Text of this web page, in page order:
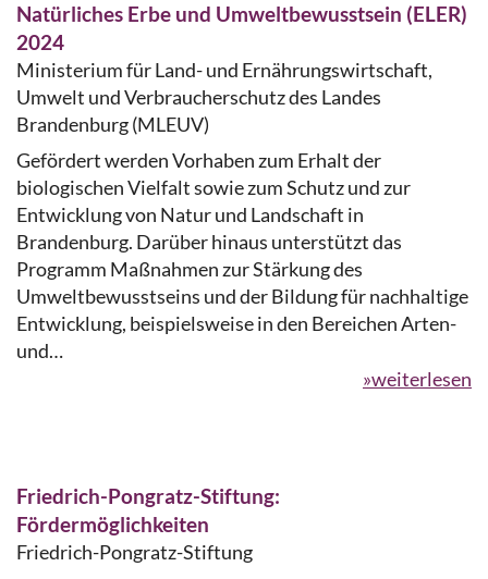
Natürliches Erbe und Umweltbewusstsein (ELER)
2024
Ministerium für Land- und Ernährungswirtschaft,
Umwelt und Verbraucherschutz des Landes
Brandenburg (MLEUV)
Gefördert werden Vorhaben zum Erhalt der
biologischen Vielfalt sowie zum Schutz und zur
Entwicklung von Natur und Landschaft in
Brandenburg. Darüber hinaus unterstützt das
Programm Maßnahmen zur Stärkung des
Umweltbewusstseins und der Bildung für nachhaltige
Entwicklung, beispielsweise in den Bereichen Arten-
und…
»weiterlesen
Friedrich-Pongratz-Stiftung:
Fördermöglichkeiten
Friedrich-Pongratz-Stiftung